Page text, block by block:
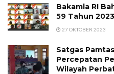
Bakamla RI
59 Tahun
27 OKTOBER 2023
Satgas
Percepatan
Wilayah